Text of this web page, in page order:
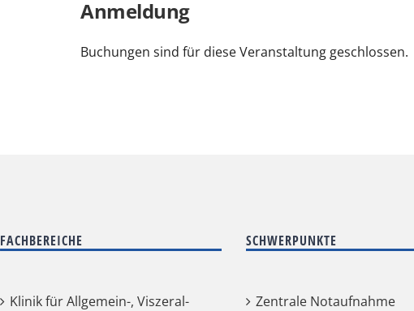
Anmeldung
Buchungen sind für diese Veranstaltung geschlossen.
FACHBEREICHE
Klinik für Allgemein-, Viszeral-
SCHWERPUNKTE
Zentrale Notaufnahme